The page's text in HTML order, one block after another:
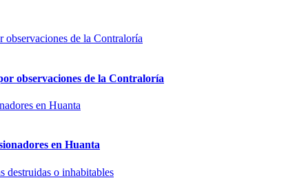
observaciones de la Contraloría
en Huanta